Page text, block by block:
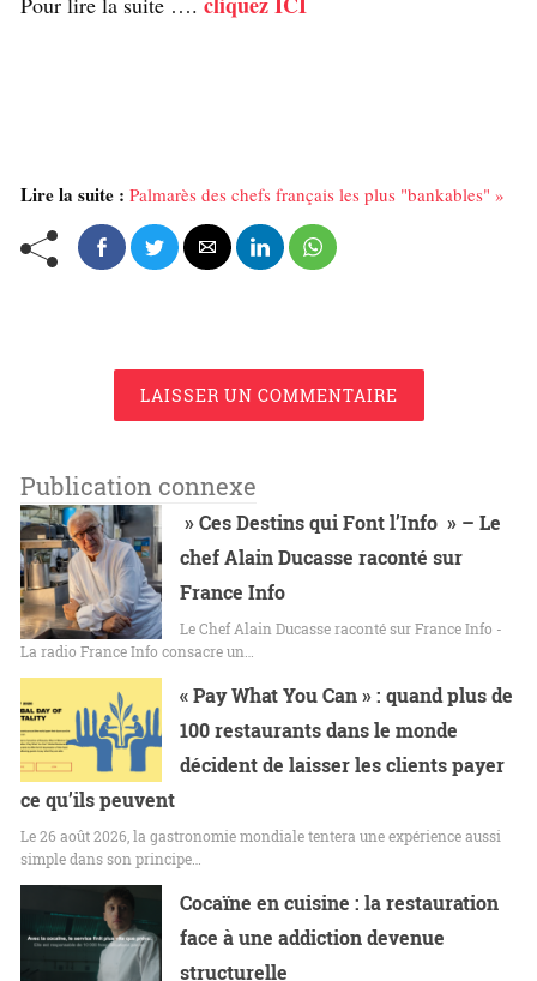
Lire la suite : Palmarès des chefs français les plus "bankables" »
LAISSER UN COMMENTAIRE
Publication connexe
» Ces Destins qui Font l’Info » – Le
chef Alain Ducasse raconté sur
France Info
Le Chef Alain Ducasse raconté sur France Info -
La radio France Info consacre un…
« Pay What You Can » : quand plus de
100 restaurants dans le monde
décident de laisser les clients payer
ce qu’ils peuvent
Le 26 août 2026, la gastronomie mondiale tentera une expérience aussi
simple dans son principe…
Cocaïne en cuisine : la restauration
face à une addiction devenue
structurelle